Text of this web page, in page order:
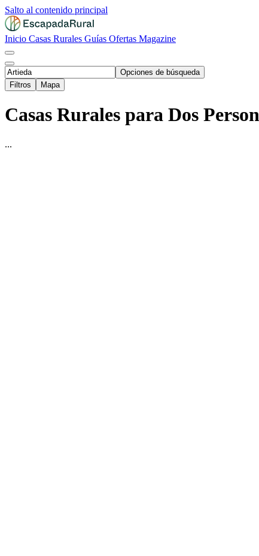
Salto al contenido principal
Inicio Casas Rurales Guías Ofertas Magazine
Opciones de búsqueda
Filtros
Mapa
Casas Rurales para Dos
...